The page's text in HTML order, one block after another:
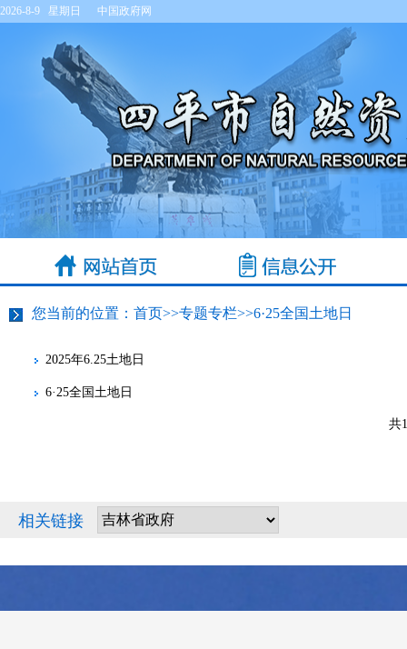
2026-8-9 星期日 中国政府网
您当前的位置： 首页>>专题专栏>>6·25全国土地日
2025年6.25土地日
6·25全国土地日
共
相关链接